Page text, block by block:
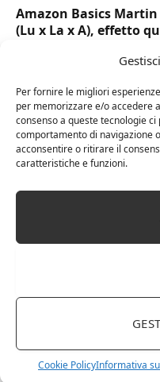
Per fornire le migliori
per memorizzare e/o accedere
consenso a queste tecnologie
comportamento di navigazione
acconsentire o ritirare il
caratteristiche e funzioni.
Cookie PolicyInformativa
Amazon Basics Martin
(Lu x La x A), effetto
DOT Horeca Solutions
usa e getta bicchiere
birra cocktail drink